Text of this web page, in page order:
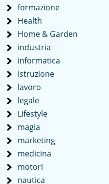
formazione
Health
Home & Garden
industria
informatica
Istruzione
lavoro
legale
Lifestyle
magia
marketing
medicina
motori
nautica